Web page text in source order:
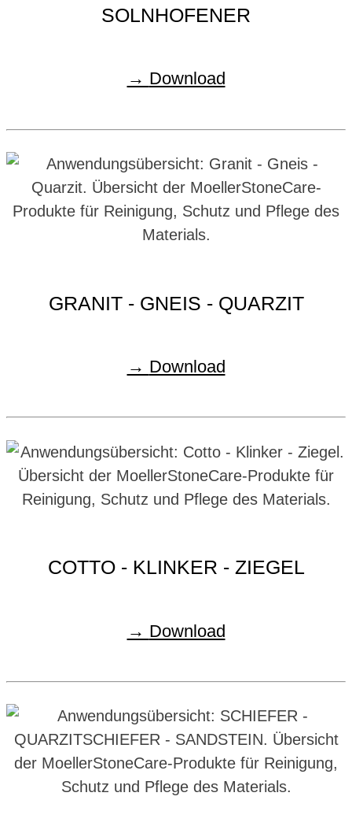
SOLNHOFENER
Download
GRANIT - GNEIS - QUARZIT
Download
COTTO - KLINKER - ZIEGEL
Download